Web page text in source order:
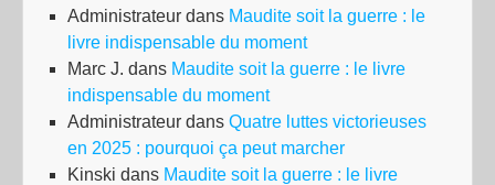
Administrateur dans Maudite soit la guerre : le
livre indispensable du moment
Marc J. dans Maudite soit la guerre : le livre
indispensable du moment
Administrateur dans Quatre luttes victorieuses
en 2025 : pourquoi ça peut marcher
Kinski dans Maudite soit la guerre : le livre